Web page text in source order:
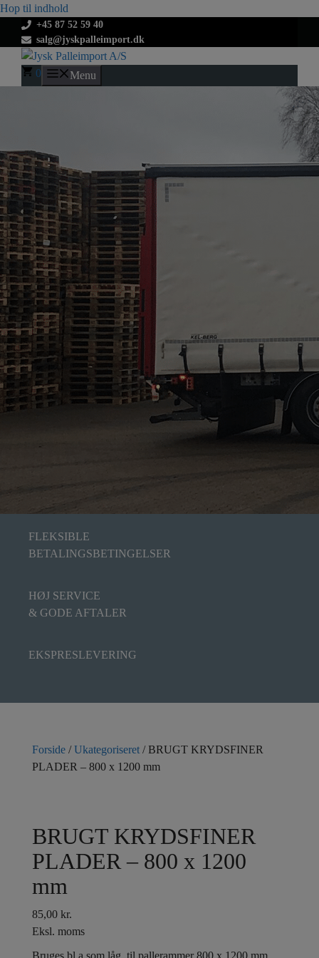
Hop til indhold
+45 87 52 59 40
salg@jyskpalleimport.dk
0 Menu
FLEKSIBLE
BETALINGSBETINGELSER
HØJ SERVICE
& GODE AFTALER
EKSPRESLEVERING
Forside /Ukategoriseret / BRUGT KRYDSFINER
PLADER – 800 x 1200 mm
BRUGT KRYDSFINER
PLADER – 800 x 1200
mm
85,00 kr.
Eksl. moms